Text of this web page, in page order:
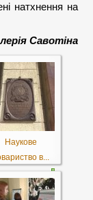
натхнення на
Савотіна
Наукове
в...